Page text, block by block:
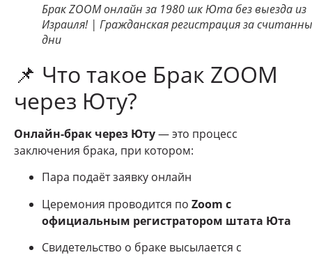
Брак ZOOM онлайн за 1980 шк Юта без выезда из
Израиля! | Гражданская регистрация за
дни
📌 Что такое Брак ZOOM
через Юту?
Онлайн-брак через Юту— это процесс
заключения брака, при котором:
Пара подаёт заявку онлайн
Церемония проводится по Zoom с
официальным регистратором штата Юта
Свидетельство о браке высылается с